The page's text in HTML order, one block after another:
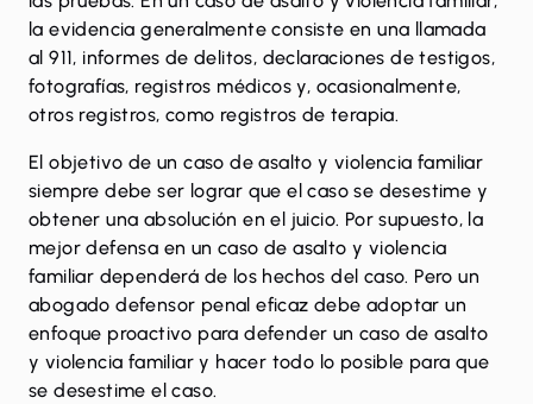
la evidencia generalmente consiste en una llamada
al 911, informes de delitos, declaraciones de testigos,
fotografías, registros médicos y, ocasionalmente,
otros registros, como registros de terapia.
El objetivo de un caso de asalto y violencia familiar
siempre debe ser lograr que el caso se desestime y
obtener una absolución en el juicio. Por supuesto, la
mejor defensa en un caso de asalto y violencia
familiar dependerá de los hechos del caso. Pero un
abogado defensor penal eficaz debe adoptar un
enfoque proactivo para defender un caso de asalto
y violencia familiar y hacer todo lo posible para que
se desestime el caso.